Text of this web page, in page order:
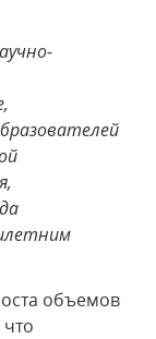
объемов